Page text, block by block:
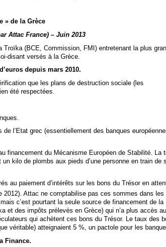
» de la Grèce
Attac France) – Juin 2013
Troïka (BCE, Commission, FMI) entretenant la plus
disant versés à la Grèce.
depuis mars 2010.
que les plans de destruction sociale (les
été respectées.
l’Etat grec (essentiellement des banques
financement du Mécanisme Européen de Stabilité. La
kilo de plombs aux pieds d’une personne en train de
au paiement d’intérêts sur les bons du Trésor en
2012). Attac ne comptabilise pas ces sommes dans les
c’est pourtant la seule source de financement de la
et des impôts prélevés en Grèce) qui n’a plus accès
qui achètent ces bons du Trésor. Le taux des
véritable) atteignaient 5 %, un pactole pour les
Finance.